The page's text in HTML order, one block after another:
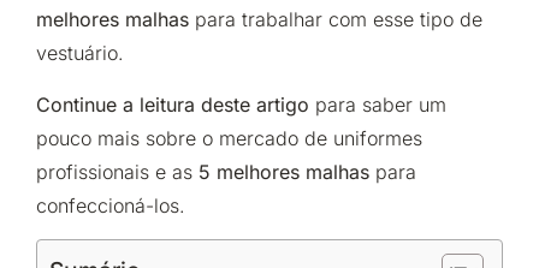
melhores malhas para trabalhar com esse tipo de
vestuário.
Continue a leitura deste artigo para saber um
pouco mais sobre o mercado de uniformes
profissionais e as 5 melhores malhas para
confeccioná-los.